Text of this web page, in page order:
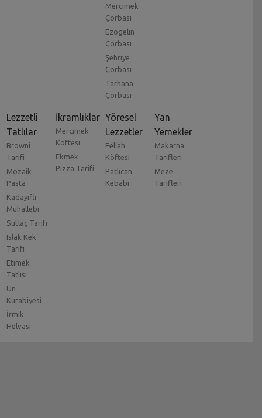
Mercimek
Çorbası
Ezogelin
Çorbası
Şehriye
Çorbası
Tarhana
Çorbası
Lezzetli
Tatlılar
Browni
Tarifi
Mozaik
Pasta
Kadayıflı
Muhallebi
Sütlaç Tarifi
Islak Kek
Tarifi
Etimek
Tatlısı
Un
Kurabiyesi
İrmik
Helvası
İkramlıklar
Mercimek
Köftesi
Ekmek
Pizza Tarifi
Yöresel
Lezzetler
Fellah
Köftesi
Patlıcan
Kebabı
Yan
Yemekler
Makarna
Tarifleri
Meze
Tarifleri